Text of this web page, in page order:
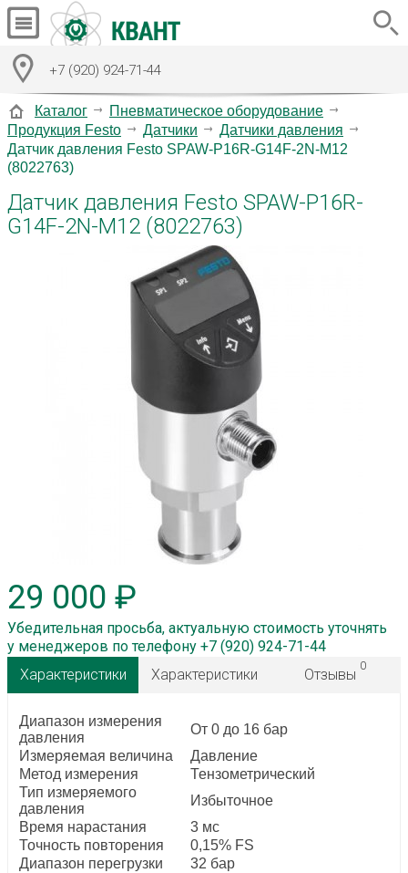
+7 (920) 924-71-44
Каталог
Пневматическое оборудование
Продукция Festo
Датчики
Датчики давления
Датчик давления Festo SPAW-P16R-G14F-2N-M12
(8022763)
Датчик давления Festo SPAW-P16R-
G14F-2N-M12 (8022763)
29 000 ₽
Убедительная просьба, актуальную стоимость уточнять
у менеджеров по телефону +7 (920) 924-71-44
Характеристики
Характеристики Отзывы
0
Диапазон измерения
давления
От 0 до 16 бар
Измеряемая величина
Давление
Метод измерения
Тензометрический
Тип измеряемого
давления
Избыточное
Время нарастания
3 мс
Точность повторения
0,15% FS
Диапазон перегрузки
32 бар